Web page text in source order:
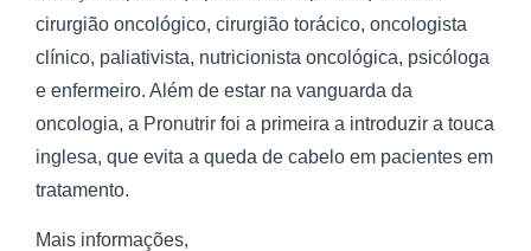
cirurgião oncológico, cirurgião torácico, oncologista
clínico, paliativista, nutricionista oncológica, psicóloga
e enfermeiro. Além de estar na vanguarda da
oncologia, a Pronutrir foi a primeira a introduzir a touca
inglesa, que evita a queda de cabelo em pacientes em
tratamento.
Mais informações,